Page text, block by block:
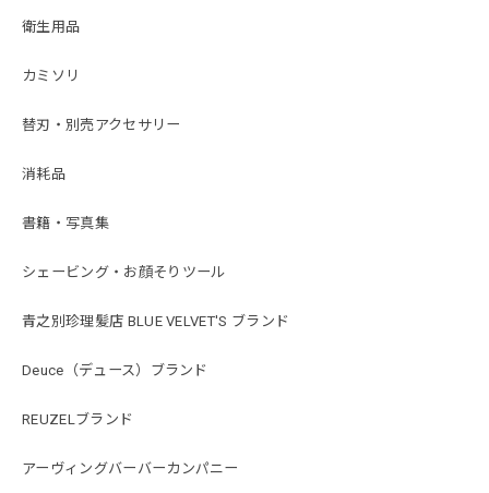
衛生用品
カミソリ
替刃・別売アクセサリー
消耗品
書籍・写真集
シェービング・お顔そりツール
青之別珍理髪店 BLUE VELVET'S ブランド
Deuce（デュース）ブランド
REUZELブランド
アーヴィングバーバーカンパニー